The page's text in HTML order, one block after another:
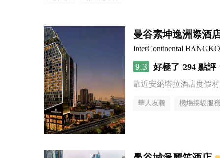
曼谷素坤逸洲際酒
InterContinental
9.3 好極了 294 點評
靠近安納塔拉酒店度假
華人友善 機場接駁服務